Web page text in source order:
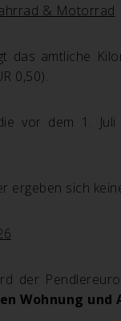
& Motorrad
das amtliche
0,50).
vor dem 1.
ergeben sich
der
Wohnung